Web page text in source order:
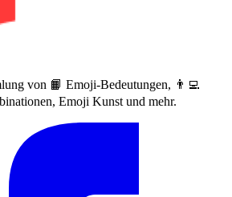
von 📙 Emoji-Bedeutungen, 👨‍💻
Emoji Kunst und mehr.